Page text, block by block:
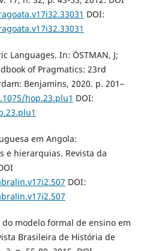
DOI:
Languages. In: ÖSTMAN, J;
of Pragmatics: 23rd
Benjamins, 2020. p. 201–
hop.23.plu1 DOI:
em Angola:
e hierarquias. Revista da
DOI:
do modelo formal de ensino em
Brasileira de História de